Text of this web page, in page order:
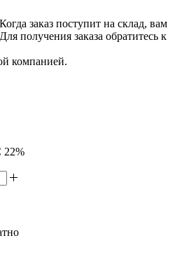
заказ поступит на склад, вам
получения заказа обратитесь к
компанией.
22%